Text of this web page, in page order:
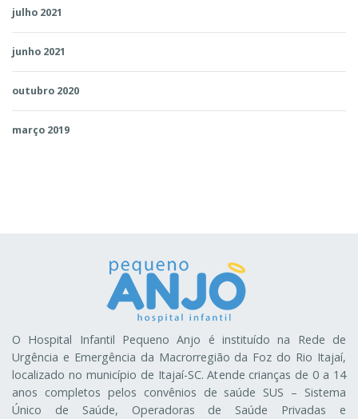
julho 2021
junho 2021
outubro 2020
março 2019
O Hospital Infantil Pequeno Anjo é instituído na Rede de
Urgência e Emergência da Macrorregião da Foz do Rio Itajaí,
localizado no município de Itajaí-SC. Atende crianças de 0 a 14
anos completos pelos convênios de saúde SUS – Sistema
Único de Saúde, Operadoras de Saúde Privadas e